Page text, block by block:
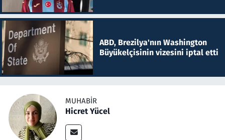
ABD, Brezilya'nın Washington
Büyükelçisinin vizesini iptal etti
MUHABIR
Hicret Yücel